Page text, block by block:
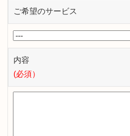
ご希望のサービス
内容
(必須）